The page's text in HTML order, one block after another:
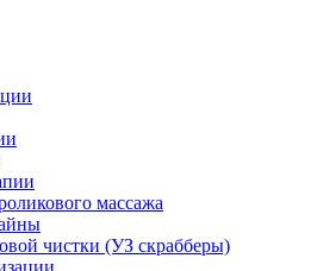
массажа
чистки (УЗ скрабберы)